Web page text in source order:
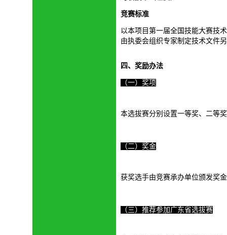
竞赛标准
以本项目第一届全国技能大赛技
由执委会组织专家制定技术文件
四、 奖励办法
（一）奖项
本选拔赛分别设置一等奖、二等
（二）奖金
获奖选手由竞赛承办单位颁发奖
（三）推荐参加广东省选拔赛